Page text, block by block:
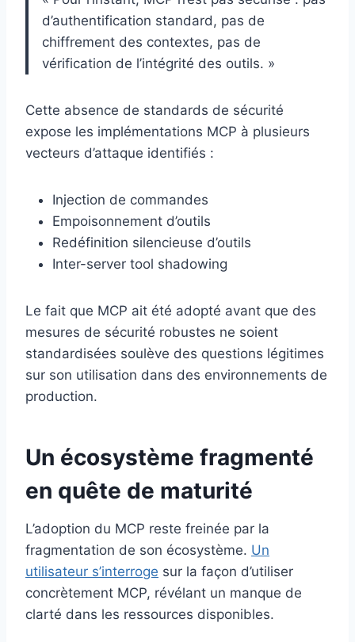
d’authentification standard, pas de
chiffrement des contextes, pas de
vérification de l’intégrité des outils. »
Cette absence de standards de sécurité
expose les implémentations MCP à plusieurs
vecteurs d’attaque identifiés :
Injection de commandes
Empoisonnement d’outils
Redéfinition silencieuse d’outils
Inter-server tool shadowing
Le fait que MCP ait été adopté avant que des
mesures de sécurité robustes ne soient
standardisées soulève des questions légitimes
sur son utilisation dans des environnements de
production.
Un écosystème fragmenté
en quête de maturité
L’adoption du MCP reste freinée par la
fragmentation de son écosystème. Un
utilisateur s’interroge sur la façon d’utiliser
concrètement MCP, révélant un manque de
clarté dans les ressources disponibles.